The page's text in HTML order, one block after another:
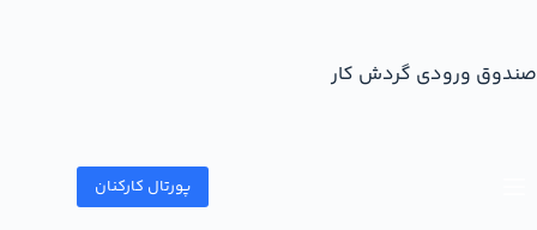
پورتال کارکنان
صندوق ورودی گردش کار